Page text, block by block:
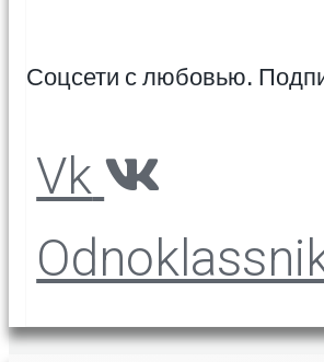
Соцсети с любовью.
Vk